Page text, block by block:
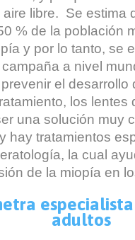
libre. Se estima
% de la población
y por lo tanto, se
a nivel
el desarrollo
los lentes
una solución muy
hay tratamientos
la cual
de la miopía en
especialista
adultos